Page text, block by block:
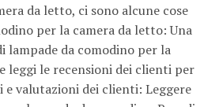
da letto, ci sono alcune cose
per la camera da letto: Una
lampade da comodino per la
leggi le recensioni dei clienti per
e valutazioni dei clienti: Leggere